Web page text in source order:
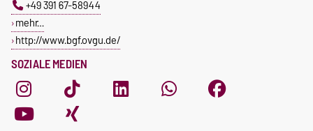
SOZIALE MEDIEN
+49 391 67-58944
mehr…
http://www.bgf.ovgu.de/